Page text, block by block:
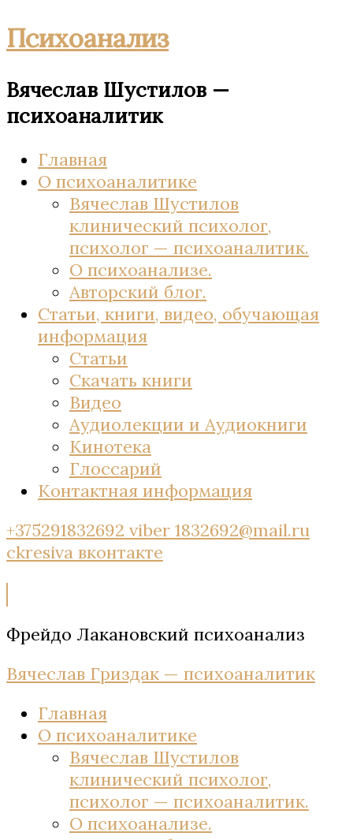
Психоанализ
Вячеслав Шустилов —
психоаналитик
Главная
О психоаналитике
Вячеслав Шустилов
клинический психолог,
психолог — психоаналитик.
О психоанализе.
Авторский блог.
Статьи, книги, видео, обучающая
информация
Статьи
Скачать книги
Видео
Аудиолекции и Аудиокниги
Кинотека
Глоссарий
Контактная информация
+375291832692 viber 1832692@mail.ru
ckresiva вконтакте
Фрейдо Лакановский психоанализ
Вячеслав Гриздак — психоаналитик
Главная
О психоаналитике
Вячеслав Шустилов
клинический психолог,
психолог — психоаналитик.
О психоанализе.